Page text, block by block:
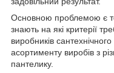
Основною проблемою є
знають на які критерії
виробників
асортименту виробів з
пантелику.